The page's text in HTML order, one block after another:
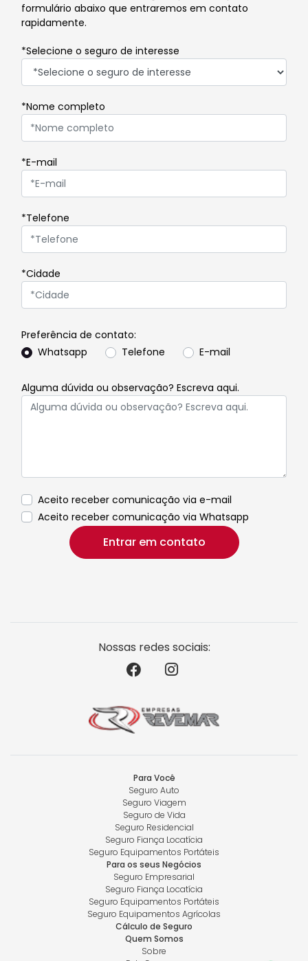
formulário abaixo que entraremos em contato
rapidamente.
*Selecione o seguro de interesse
*Nome completo
*E-mail
*Telefone
*Cidade
Preferência de contato:
Whatsapp
Telefone E-mail
Alguma dúvida ou observação? Escreva aqui.
Aceito receber comunicação via e-mail
Aceito receber comunicação via Whatsapp
Entrar em contato
Nossas redes sociais:
Para Você
Seguro Auto
Seguro Viagem
Seguro de Vida
Seguro Residencial
Seguro Fiança Locatícia
Seguro Equipamentos Portáteis
Para os seus Negócios
Seguro Empresarial
Seguro Fiança Locatícia
Seguro Equipamentos Portáteis
Seguro Equipamentos Agrícolas
Cálculo de Seguro
Quem Somos
Sobre